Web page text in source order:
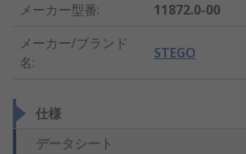
メーカー型番:
11872.0-00
メーカー/ブランド
名:
STEGO
仕様
データシート